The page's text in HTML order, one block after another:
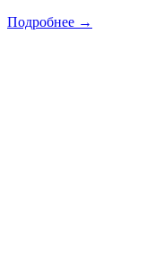
Подробнее →